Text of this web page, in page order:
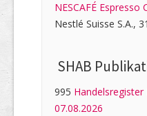
NESCAFÉ Espresso
Nestlé Suisse S.A.,
SHAB
995
07.08.2026